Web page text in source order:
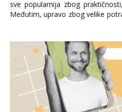
sve popularnija zbog
Međutim, upravo zbog velike
i brojni krivotvoreni